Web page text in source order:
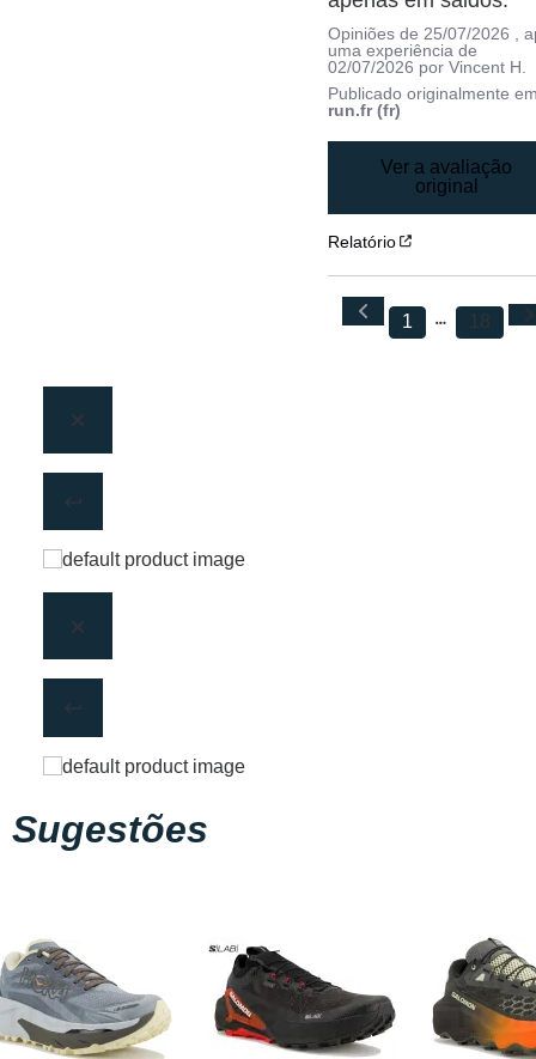
Opiniões de 25/07/2026
,
uma experiência de
02/07/2026 porVincent H.
Publicado originalmente
run.fr (fr)
Ver a avaliação
original
Relatório
1 18
Sugestões